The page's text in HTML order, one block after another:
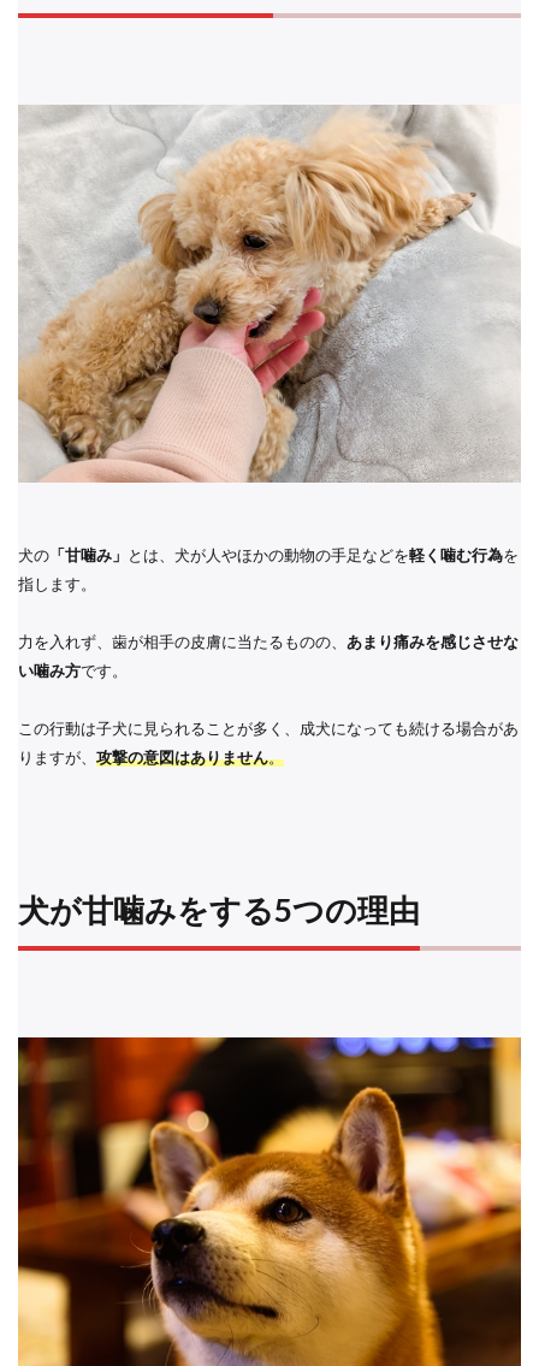
犬の 「甘噛み」 とは、犬が人やほかの動物の手足などを軽く噛む行為を
指します。
力を入れず、歯が相手の皮膚に当たるものの、 あまり痛みを感じさせな
い噛み方です。
この行動は子犬に見られることが多く、成犬になっても続ける場合があ
りますが、 攻撃の意図はありません。
犬が甘噛みをする5つの理由